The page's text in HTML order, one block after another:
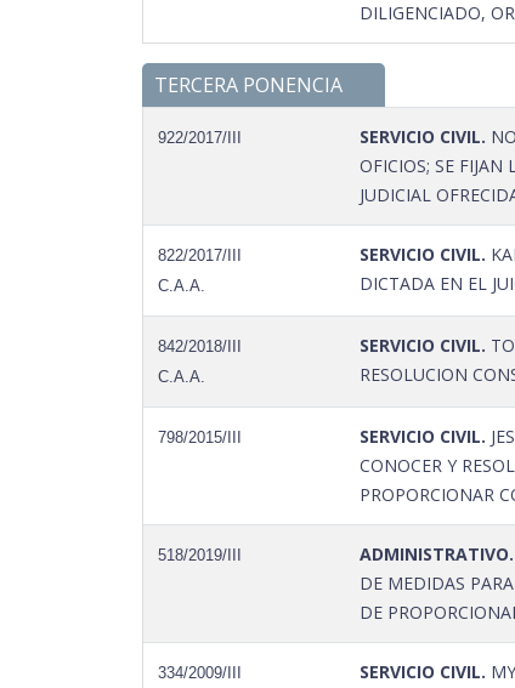
DILIGENCIADO,
TERCERA PONENCIA
922/2017/III SERVICIO CIVIL.
OFICIOS; SE
JUDICIAL
822/2017/III
C.A.A.
SERVICIO CIVIL.
DICTADA EN EL
842/2018/III
C.A.A.
SERVICIO CIVIL.
RESOLUCION
798/2015/III SERVICIO CIVIL.
CONOCER Y
PROPORCIONAR
518/2019/III ADMINISTRATIVO.
DE MEDIDAS
DE
334/2009/III SERVICIO CIVIL.